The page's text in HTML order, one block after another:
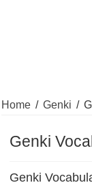
Home / Genki /
Genki
Genki